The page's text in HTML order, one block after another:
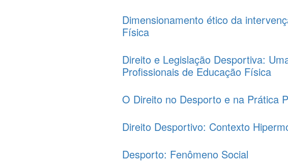
Dimensionamento ético da
Física
Direito e Legislação Desportiva:
Profissionais de Educação Física
O Direito no Desporto e na Prática
Direito Desportivo: Contexto
Desporto: Fenômeno Social